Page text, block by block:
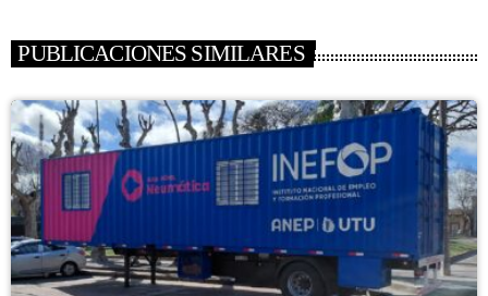
PUBLICACIONES SIMILARES